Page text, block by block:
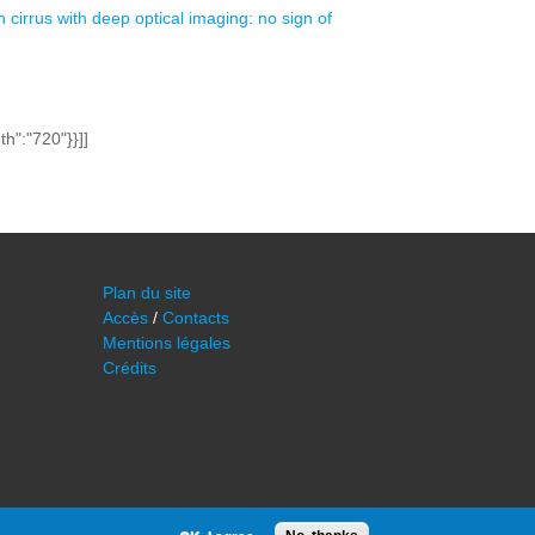
cirrus with deep optical imaging: no sign of
Plan du site
Accès / Contacts
Mentions légales
Crédits